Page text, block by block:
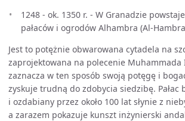
1248 - ok. 1350 r. - W Granadzie
pałaców i ogrodów Alhambra (Al-
Jest to potężnie obwarowana cytadela na
zaprojektowana na polecenie Muhammada
zaznacza w ten sposób swoją potęgę i
zyskuje trudną do zdobycia siedzibę. Pałac
i ozdabiany przez około 100 lat słynie z
a zarazem pokazuje kunszt inżynierski